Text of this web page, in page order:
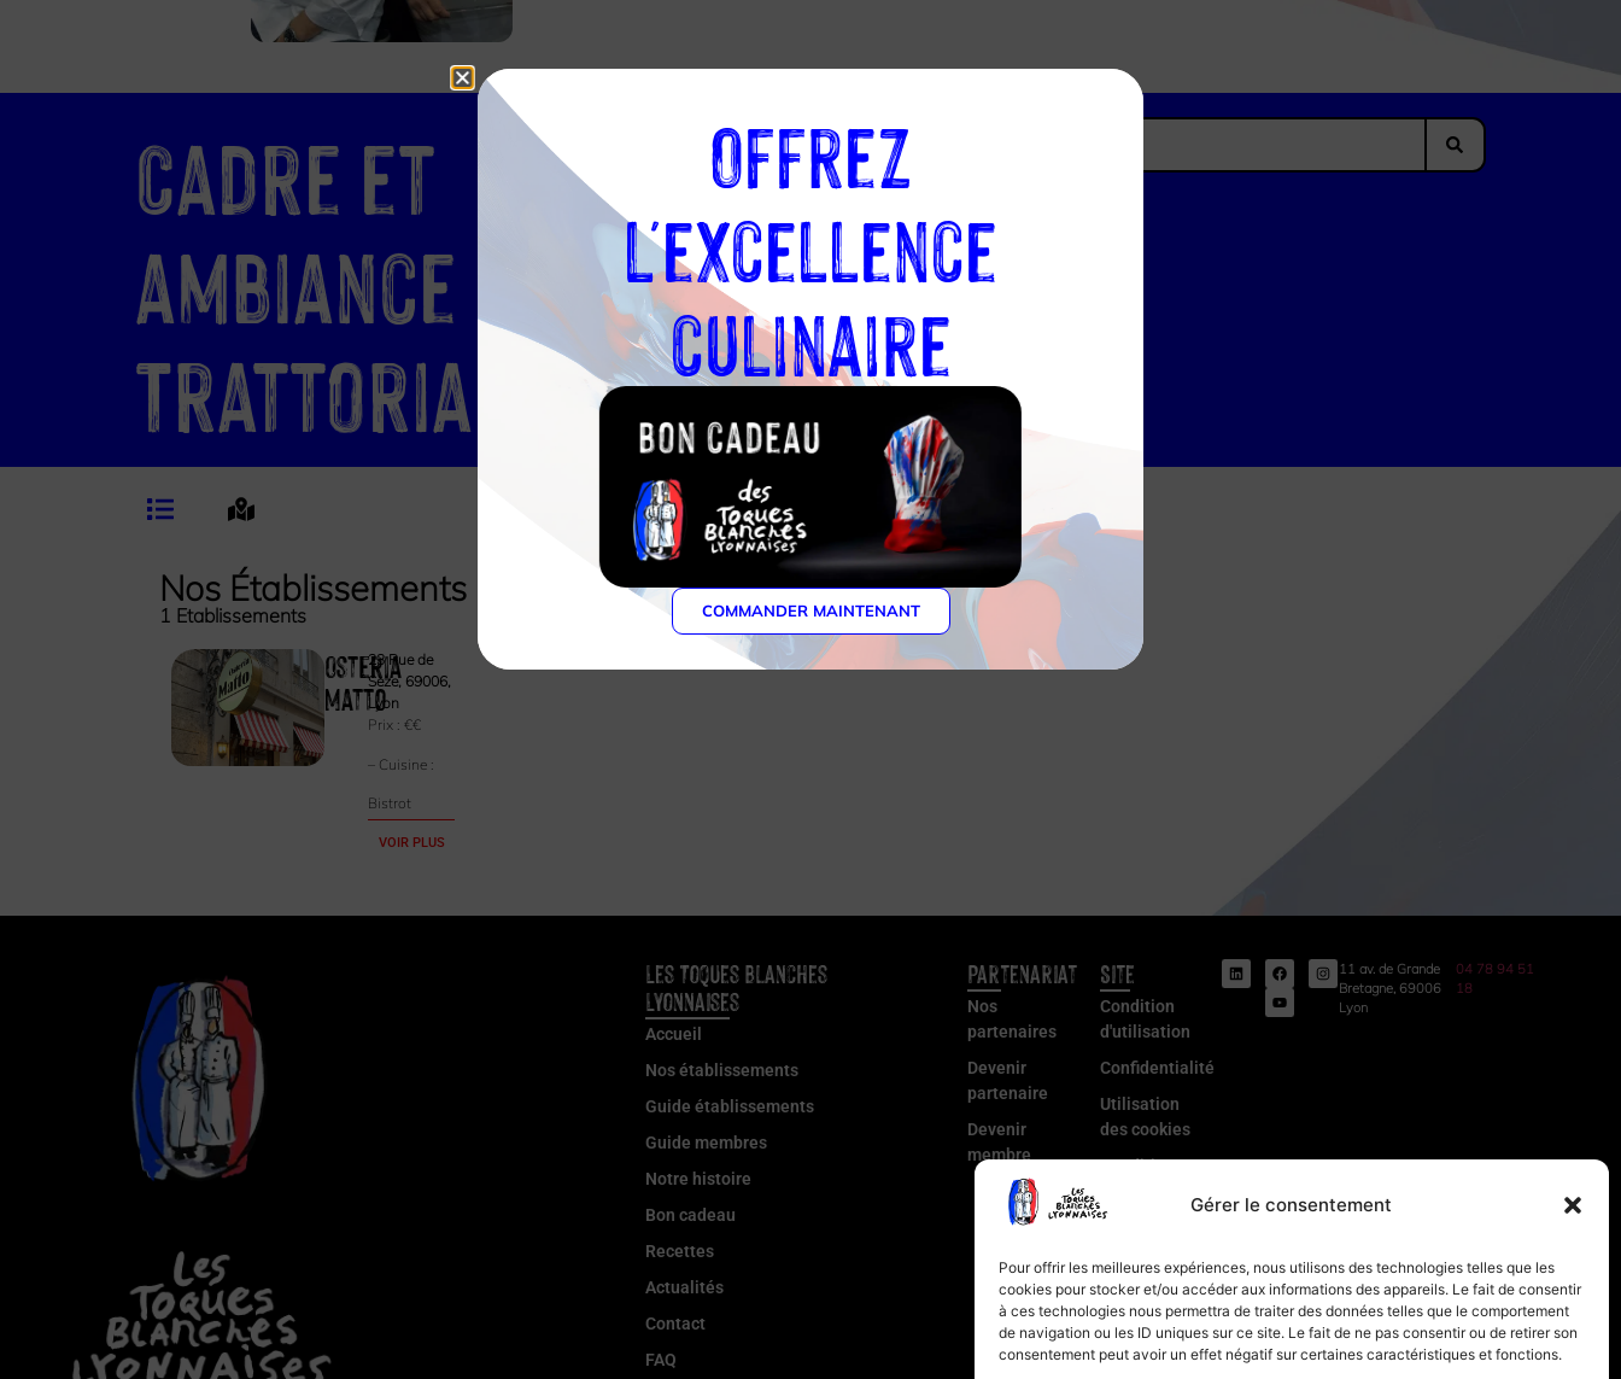
Gérer le consentement
Pour offrir les meilleures expériences, nous utilisons des technologies telles que les
cookies pour stocker et/ou accéder aux informations des appareils. Le fait de consentir
à ces technologies nous permettra de traiter des données telles que le comportement
de navigation ou les ID uniques sur ce site. Le fait de ne pas consentir ou de retirer son
consentement peut avoir un effet négatif sur certaines caractéristiques et fonctions.
Cadre et
ambiance :
Trattoria
Nos Établissements
1 Etablissements
Osteria
Matto
23 Rue de
Sèze, 69006,
Lyon
Prix :€€
– Cuisine :
Bistrot
VOIR PLUS
Les Toques Blanches
Lyonnaises
Accueil
Nos établissements
Guide établissements
Guide membres
Notre histoire
Bon cadeau
Recettes
Actualités
Contact
FAQ
Partenariat
Nos
partenaires
Devenir
partenaire
Devenir
membre
Site
Condition
d'utilisation
Confidentialité
Utilisation
des cookies
Conditions
de Vente
légales
11 av. de Grande
Bretagne, 69006
Lyon
04 78 94 51
18
Offrez
l'excellence
culinaire
COMMANDER MAINTENANT